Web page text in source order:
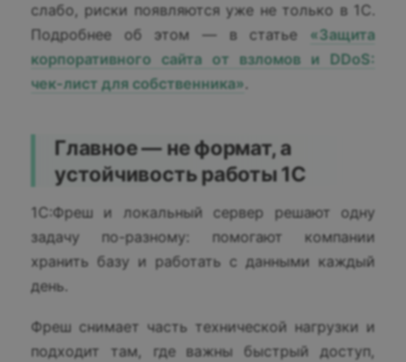
слабо, риски появляются уже не только в 1С.
Подробнее об этом — в статье «Защита
корпоративного сайта от взломов и DDoS:
чек-лист для собственника».
Главное — не формат, а
устойчивость работы 1С
1С:Фреш и локальный сервер решают одну
задачу по-разному: помогают компании
хранить базу и работать с данными каждый
день.
Фреш снимает часть технической нагрузки и
подходит там, где важны быстрый доступ,